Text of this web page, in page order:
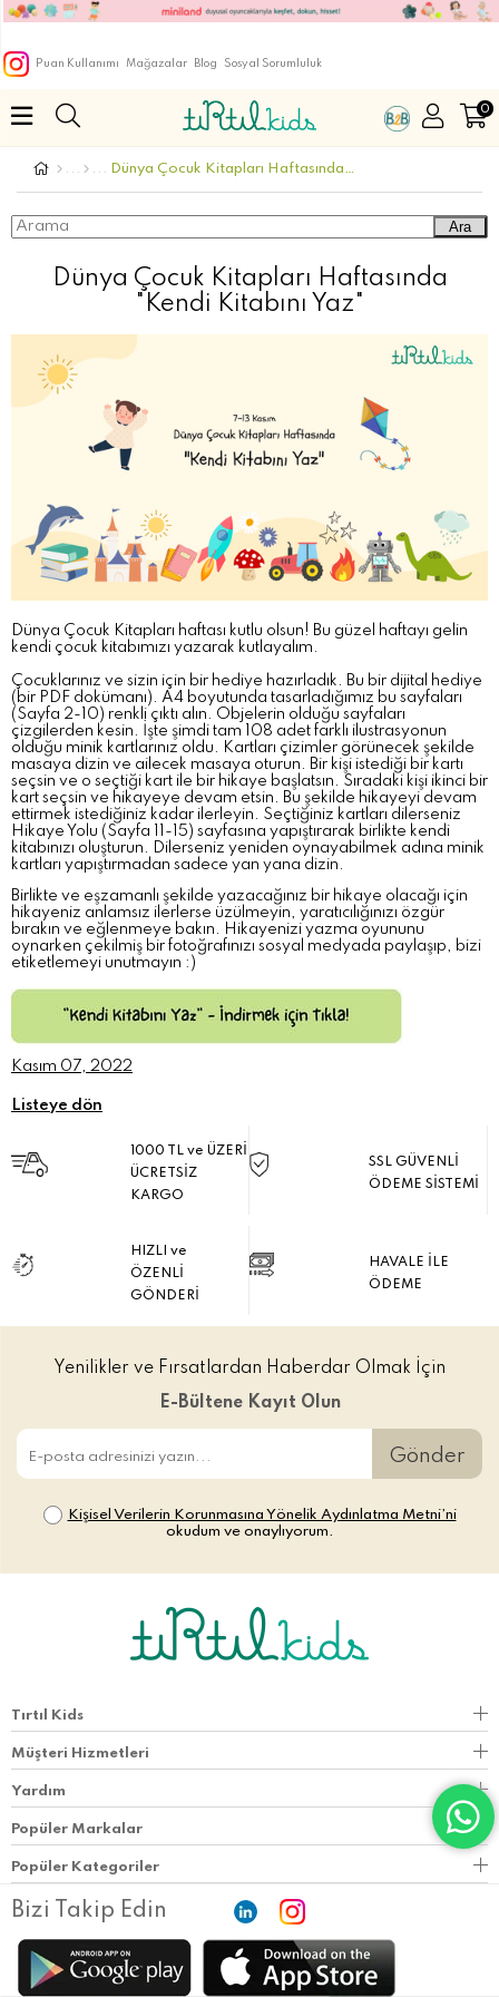
Puan Kullanımı Mağazalar Blog Sosyal Sorumluluk
0
Dünya Çocuk Kitapları Haftasında "Kendi Kitabını Yaz"
Ara
Dünya Çocuk Kitapları Haftasında
"Kendi Kitabını Yaz"
Dünya Çocuk Kitapları haftası kutlu olsun! Bu güzel haftayı gelin
kendi çocuk kitabımızı yazarak kutlayalım.
Çocuklarınız ve sizin için bir hediye hazırladık. Bu bir dijital hediye
(bir PDF dokümanı). A4 boyutunda tasarladığımız bu sayfaları
(Sayfa 2-10) renkli çıktı alın. Objelerin olduğu sayfaları
çizgilerden kesin. İşte şimdi tam 108 adet farklı ilustrasyonun
olduğu minik kartlarınız oldu. Kartları çizimler görünecek şekilde
masaya dizin ve ailecek masaya oturun. Bir kişi istediği bir kartı
seçsin ve o seçtiği kart ile bir hikaye başlatsın. Sıradaki kişi ikinci bir
kart seçsin ve hikayeye devam etsin. Bu şekilde hikayeyi devam
ettirmek istediğiniz kadar ilerleyin. Seçtiğiniz kartları dilerseniz
Hikaye Yolu (Sayfa 11-15) sayfasına yapıştırarak birlikte kendi
kitabınızı oluşturun. Dilerseniz yeniden oynayabilmek adına minik
kartları yapıştırmadan sadece yan yana dizin.
Birlikte ve eşzamanlı şekilde yazacağınız bir hikaye olacağı için
hikayeniz anlamsız ilerlerse üzülmeyin, yaratıcılığınızı özgür
bırakın ve eğlenmeye bakın. Hikayenizi yazma oyununu
oynarken çekilmiş bir fotoğrafınızı sosyal medyada paylaşıp, bizi
etiketlemeyi unutmayın :)
Kasım 07, 2022
Listeye dön
1000 TL ve ÜZERİ
ÜCRETSİZ
KARGO
SSL GÜVENLİ
ÖDEME SİSTEMİ
HIZLI ve
ÖZENLİ
GÖNDERİ
HAVALE İLE
ÖDEME
Yenilikler ve Fırsatlardan Haberdar Olmak İçin
E-Bültene Kayıt Olun
Gönder
Kişisel Verilerin Korunmasına Yönelik Aydınlatma Metni’ni
okudum ve onaylıyorum.
Tırtıl Kids
Müşteri Hizmetleri
Yardım
Popüler Markalar
Popüler Kategoriler
Bizi Takip Edin